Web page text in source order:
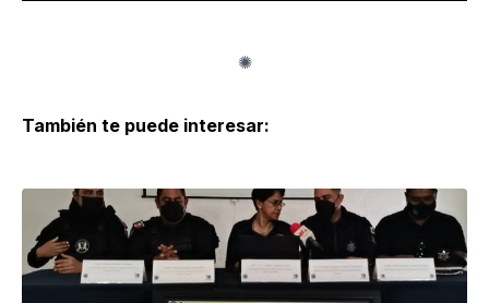
También te puede interesar: